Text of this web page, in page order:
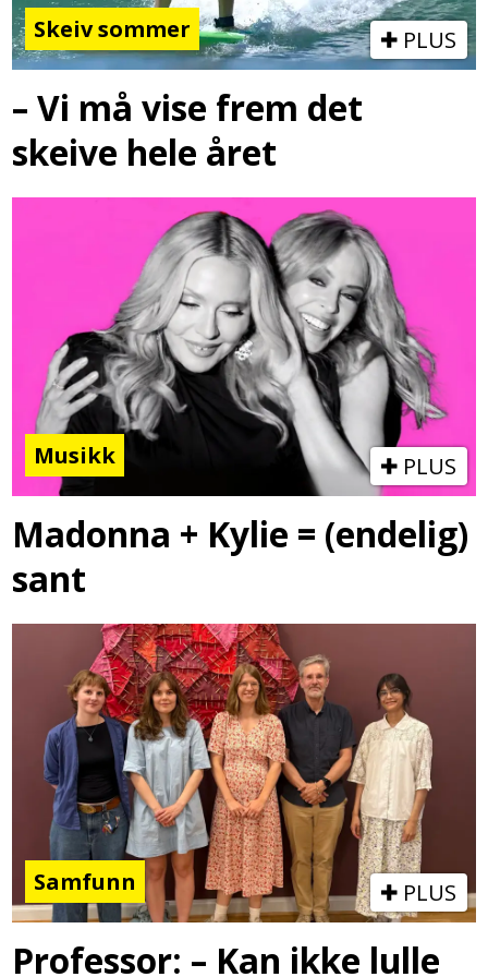
Skeiv sommer PLUS
– Vi må vise frem det
skeive hele året
Musikk PLUS
Madonna + Kylie = (endelig)
sant
Samfunn PLUS
Professor: – Kan ikke lulle